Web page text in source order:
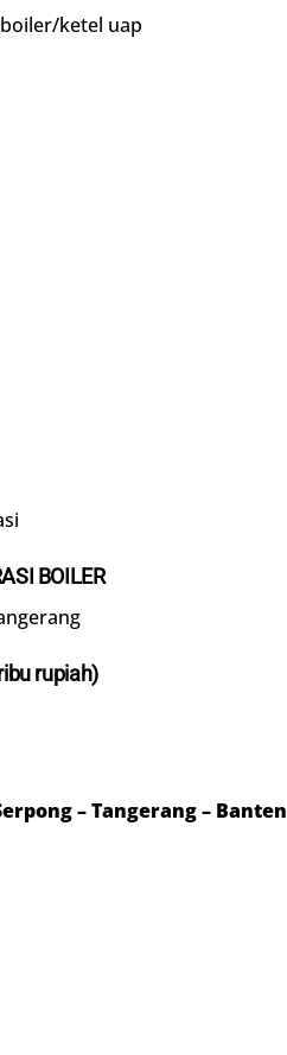
ketel uap
BOILER
rupiah)
– Tangerang – Banten